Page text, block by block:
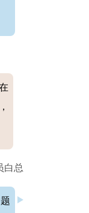
白总